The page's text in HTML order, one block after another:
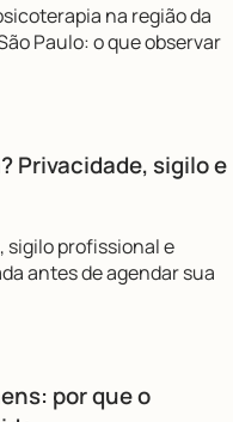
na região da
Paulo: o que observar
Privacidade, sigilo e
sigilo profissional e
antes de agendar sua
por que o